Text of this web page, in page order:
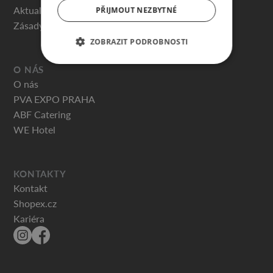
Aktuality
Zásady ochrany osobních údajů
O NÁS
O nás
PVA EXPO PRAHA
ABF Catering
WE Hotel
KONTAKTY
Kontakt
Shopex.cz
Kariéra
PŘIJMOUT NEZBYTNÉ
ZOBRAZIT PODROBNOSTI